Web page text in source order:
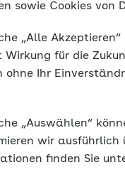
sowie Cookies von
„Alle
für die
ohne Ihr
„Auswählen“
wir ausführlich
finden Sie